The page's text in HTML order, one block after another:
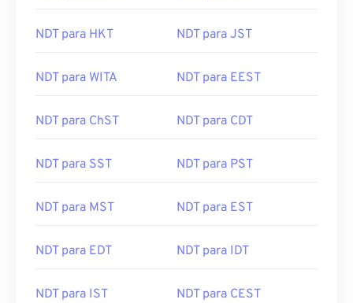
NDT para HKT NDT para JST
NDT para WITA NDT para EEST
NDT para ChST NDT para CDT
NDT para SST NDT para PST
NDT para MST NDT para EST
NDT para EDT NDT para IDT
NDT para IST NDT para CEST